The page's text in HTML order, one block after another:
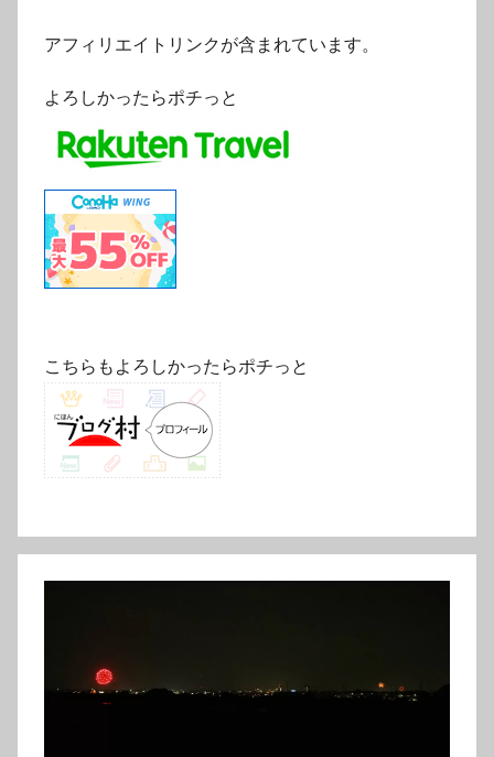
アフィリエイトリンクが含まれています。
よろしかったらポチっと
こちらもよろしかったらポチっと